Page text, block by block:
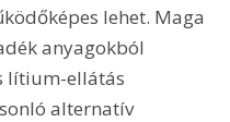
lehet. Maga
anyagokból
lítium-ellátás
alternatív